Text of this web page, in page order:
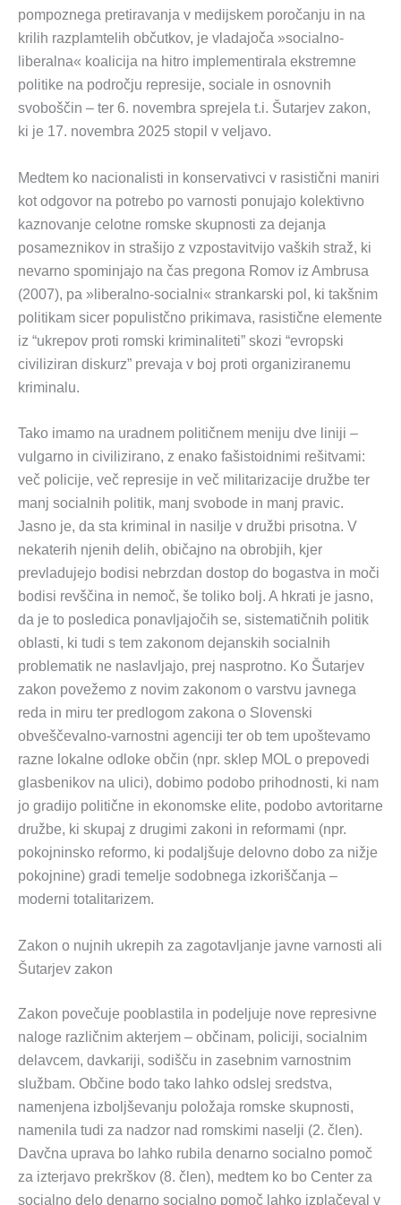
pompoznega pretiravanja v medijskem poročanju in na
krilih razplamtelih občutkov, je vladajoča »socialno-
liberalna« koalicija na hitro implementirala ekstremne
politike na področju represije, sociale in osnovnih
svoboščin – ter 6. novembra sprejela t.i. Šutarjev zakon,
ki je 17. novembra 2025 stopil v veljavo.
Medtem ko nacionalisti in konservativci v rasistični maniri
kot odgovor na potrebo po varnosti ponujajo kolektivno
kaznovanje celotne romske skupnosti za dejanja
posameznikov in strašijo z vzpostavitvijo vaških straž, ki
nevarno spominjajo na čas pregona Romov iz Ambrusa
(2007), pa »liberalno-socialni« strankarski pol, ki takšnim
politikam sicer populistčno prikimava, rasistične elemente
iz “ukrepov proti romski kriminaliteti” skozi “evropski
civiliziran diskurz” prevaja v boj proti organiziranemu
kriminalu.
Tako imamo na uradnem političnem meniju dve liniji –
vulgarno in civilizirano, z enako fašistoidnimi rešitvami:
več policije, več represije in več militarizacije družbe ter
manj socialnih politik, manj svobode in manj pravic.
Jasno je, da sta kriminal in nasilje v družbi prisotna. V
nekaterih njenih delih, običajno na obrobjih, kjer
prevladujejo bodisi nebrzdan dostop do bogastva in moči
bodisi revščina in nemoč, še toliko bolj. A hkrati je jasno,
da je to posledica ponavljajočih se, sistematičnih politik
oblasti, ki tudi s tem zakonom dejanskih socialnih
problematik ne naslavljajo, prej nasprotno. Ko Šutarjev
zakon povežemo z novim zakonom o varstvu javnega
reda in miru ter predlogom zakona o Slovenski
obveščevalno-varnostni agenciji ter ob tem upoštevamo
razne lokalne odloke občin (npr. sklep MOL o prepovedi
glasbenikov na ulici), dobimo podobo prihodnosti, ki nam
jo gradijo politične in ekonomske elite, podobo avtoritarne
družbe, ki skupaj z drugimi zakoni in reformami (npr.
pokojninsko reformo, ki podaljšuje delovno dobo za nižje
pokojnine) gradi temelje sodobnega izkoriščanja –
moderni totalitarizem.
Zakon o nujnih ukrepih za zagotavljanje javne varnosti ali
Šutarjev zakon
Zakon povečuje pooblastila in podeljuje nove represivne
naloge različnim akterjem – občinam, policiji, socialnim
delavcem, davkariji, sodišču in zasebnim varnostnim
službam. Občine bodo tako lahko odslej sredstva,
namenjena izboljševanju položaja romske skupnosti,
namenila tudi za nadzor nad romskimi naselji (2. člen).
Davčna uprava bo lahko rubila denarno socialno pomoč
za izterjavo prekrškov (8. člen), medtem ko bo Center za
socialno delo denarno socialno pomoč lahko izplačeval v